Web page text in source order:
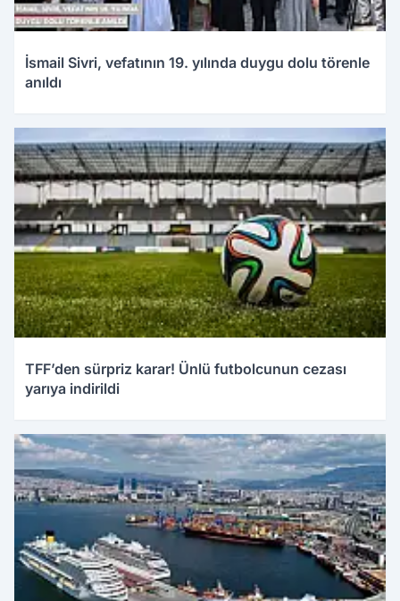
İsmail Sivri, vefatının 19. yılında duygu dolu törenle
anıldı
TFF’den sürpriz karar! Ünlü futbolcunun cezası
yarıya indirildi